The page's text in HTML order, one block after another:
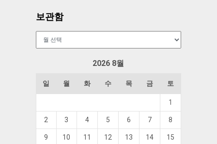
보관함
2026 8월
일 월 화 수 목 금 토
1
2 3 4 5 6 7 8
9 10 11 12 13 14 15